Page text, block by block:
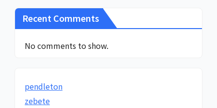
Recent Comments
No comments to show.
pendleton
zebete